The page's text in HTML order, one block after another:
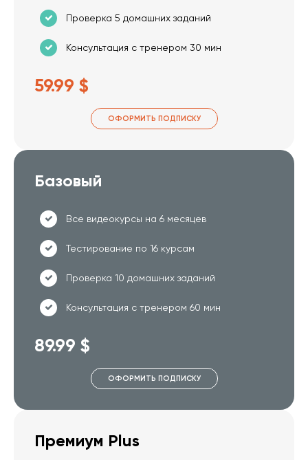
Проверка 5 домашних заданий
Консультация с тренером 30 мин
59.99 $
ОФОРМИТЬ ПОДПИСКУ
Базовый
Все видеокурсы на 6 месяцев
Тестирование по 16 курсам
Проверка 10 домашних заданий
Консультация с тренером 60 мин
89.99 $
ОФОРМИТЬ ПОДПИСКУ
Премиум Plus